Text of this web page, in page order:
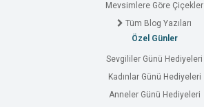
Mevsimlere Göre Çiçekler
Tüm Blog Yazıları
Özel Günler
Sevgililer Günü Hediyeleri
Kadınlar Günü Hediyeleri
Anneler Günü Hediyeleri